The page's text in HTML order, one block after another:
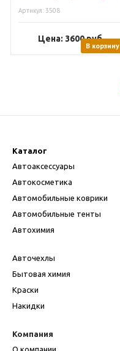
Артикул: 3508
Цена: 3600руб.
В корзину
Каталог
Автоаксессуары
Автокосметика
Автомобильные коврики
Автомобильные тенты
Автохимия
Авточехлы
Бытовая химия
Краски
Накидки
Компания
О компании